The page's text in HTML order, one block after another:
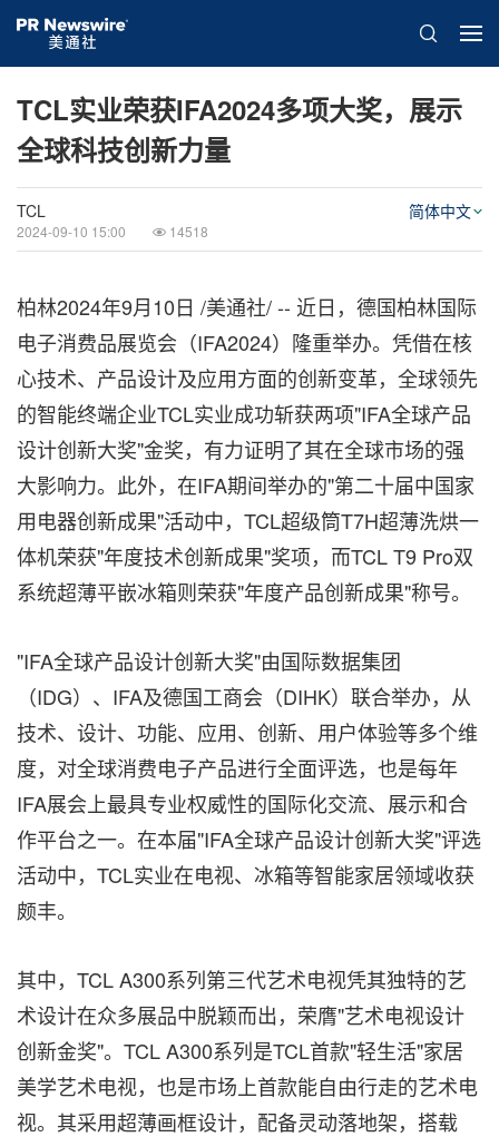
TCL实业荣获IFA2024多项大奖，展示
全球科技创新力量
TCL
2024-09-10 15:00 14518
简体中文
柏林2024年9月10日 /美通社/ -- 近日，德国柏林国际
电子消费品展览会（IFA2024）隆重举办。凭借在核
心技术、产品设计及应用方面的创新变革，全球领先
的智能终端企业TCL实业成功斩获两项"IFA全球产品
设计创新大奖"金奖，有力证明了其在全球市场的强
大影响力。此外，在IFA期间举办的"第二十届中国家
用电器创新成果"活动中，TCL超级筒T7H超薄洗烘一
体机荣获"年度技术创新成果"奖项，而TCL T9 Pro双
系统超薄平嵌冰箱则荣获"年度产品创新成果"称号。
"IFA全球产品设计创新大奖"由国际数据集团
（IDG）、IFA及德国工商会（DIHK）联合举办，从
技术、设计、功能、应用、创新、用户体验等多个维
度，对全球消费电子产品进行全面评选，也是每年
IFA展会上最具专业权威性的国际化交流、展示和合
作平台之一。在本届"IFA全球产品设计创新大奖"评选
活动中，TCL实业在电视、冰箱等智能家居领域收获
颇丰。
其中，TCL A300系列第三代艺术电视凭其独特的艺
术设计在众多展品中脱颖而出，荣膺"艺术电视设计
创新金奖"。TCL A300系列是TCL首款"轻生活"家居
美学艺术电视，也是市场上首款能自由行走的艺术电
视。其采用超薄画框设计，配备灵动落地架，搭载